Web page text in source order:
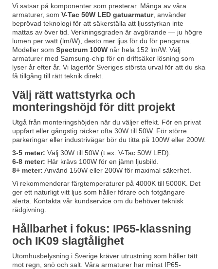
Vi satsar på komponenter som presterar. Många av våra
armaturer, som V-Tac 50W LED gatuarmatur, använder
beprövad teknologi för att säkerställa att ljusstyrkan inte
mattas av över tid. Verkningsgraden är avgörande — ju högre
lumen per watt (lm/W), desto mer ljus för du för pengarna.
Modeller som Spectrum 100W når hela 152 lm/W. Välj
armaturer med Samsung-chip för en driftsäker lösning som
lyser år efter år. Vi lagerför Sveriges största urval för att du ska
få tillgång till rätt teknik direkt.
Välj rätt wattstyrka och
monteringshöjd för ditt projekt
Utgå från monteringshöjden när du väljer effekt. För en privat
uppfart eller gångstig räcker ofta 30W till 50W. För större
parkeringar eller industrivägar bör du titta på 100W eller 200W.
3-5 meter: Välj 30W till 50W (t.ex. V-Tac 50W LED).
6-8 meter: Här krävs 100W för en jämn ljusbild.
8+ meter: Använd 150W eller 200W för maximal säkerhet.
Vi rekommenderar färgtemperaturer på 4000K till 5000K. Det
ger ett naturligt vitt ljus som håller förare och fotgängare
alerta. Kontakta vår kundservice om du behöver teknisk
rådgivning.
Hållbarhet i fokus: IP65-klassning
och IK09 slagtålighet
Utomhusbelysning i Sverige kräver utrustning som håller tätt
mot regn, snö och salt. Våra armaturer har minst IP65-